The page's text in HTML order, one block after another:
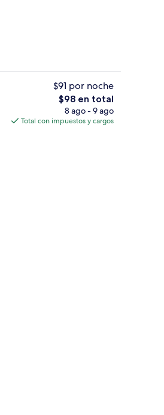
$91 por noche
El
precio
total
$98 en total
8 ago - 9 ago
Total con impuestos y cargos